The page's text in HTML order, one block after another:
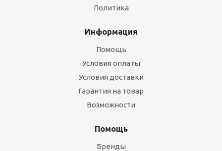
Политика
Информация
Помощь
Условия оплаты
Условия доставки
Гарантия на товар
Возможности
Помощь
Бренды